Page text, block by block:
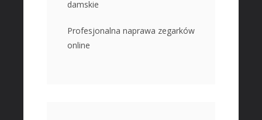
damskie
Profesjonalna naprawa zegarków
online